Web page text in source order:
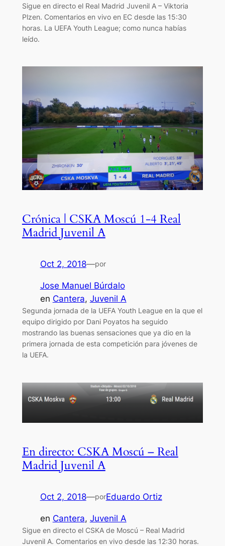
Sigue en directo el Real Madrid Juvenil A – Viktoria
Plzen. Comentarios en vivo en EC desde las 15:30
horas. La UEFA Youth League; como nunca habías
leído.
Crónica | CSKA Moscú 1-4 Real
Madrid Juvenil A
Oct 2, 2018—por
Jose Manuel Búrdalo
en Cantera, Juvenil A
Segunda jornada de la UEFA Youth League en la que el
equipo dirigido por Dani Poyatos ha seguido
mostrando las buenas sensaciones que ya dio en la
primera jornada de esta competición para jóvenes de
la UEFA.
En directo: CSKA Moscú – Real
Madrid Juvenil A
Oct 2, 2018—porEduardo Ortiz
en Cantera, Juvenil A
Sigue en directo el CSKA de Moscú – Real Madrid
Juvenil A. Comentarios en vivo desde las 12:30 horas.